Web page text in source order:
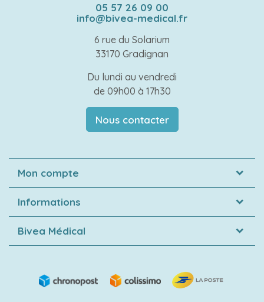
05 57 26 09 00
info@bivea-medical.fr
6 rue du Solarium
33170 Gradignan
Du lundi au vendredi
de 09h00 à 17h30
Nous contacter
Mon compte
Informations
Bivea Médical